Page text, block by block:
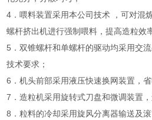
4．喂料装置采用本公司技术 ，可对混
螺杆挤出机进行强制喂料，提高造粒效
5．双锥螺杆和单螺杆的驱动均采用交
技术要求；
6．机头前部采用液压快速换网装置，省
7．造粒机采用旋转式刀盘和微调装置
8．粒料的冷却采用旋风分离器输送及